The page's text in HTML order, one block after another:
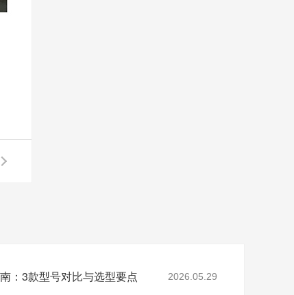
：3款型号对比与选型要点 2026.05.29